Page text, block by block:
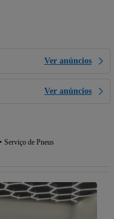
Ver anúncios
Ver anúncios
Serviço de Pneus